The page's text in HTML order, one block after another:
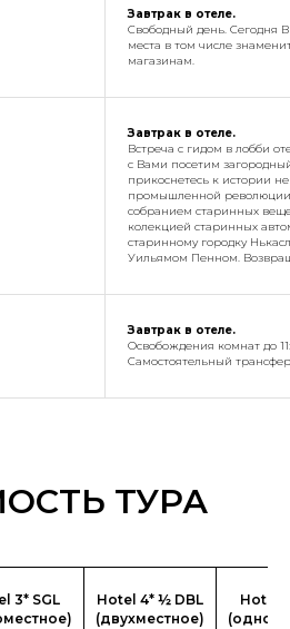
Завтрак в отеле.
Свободный день. Сегодня
места в том числе
магазинам.
Завтрак в отеле.
Встреча с гидом в лобби
с Вами посетим
прикоснетесь к истории
промышленной
собранием старинных
колекцией старинных
старинному городку
Уильямом Пенном.
Завтрак в отеле.
Освобождения комнат до
Самостоятельный
ТУРА
3* SGL
Hotel 4* ½ DBL
(двухместное)
Hotel